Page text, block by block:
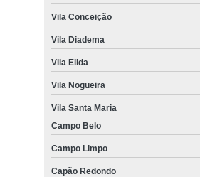
Vila Conceição
Vila Diadema
Vila Elida
Vila Nogueira
Vila Santa Maria
Campo Belo
Campo Limpo
Capão Redondo